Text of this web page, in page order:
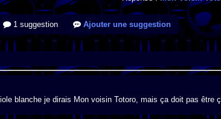
1 suggestion Ajouter une suggestion
blanche je dirais Mon voisin Totoro, mais ça doit pas être